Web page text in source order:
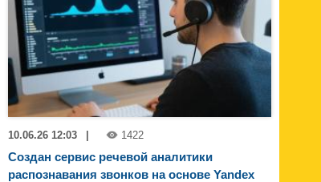
10.06.26 12:03 1422
Создан сервис речевой аналитики
распознавания звонков на основе Yandex